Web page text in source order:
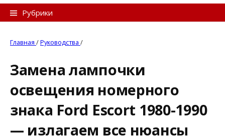
n
Рубрики
Главная /Руководства /
Замена лампочки
освещения номерного
знака Ford Escort 1980-1990
— излагаем все нюансы